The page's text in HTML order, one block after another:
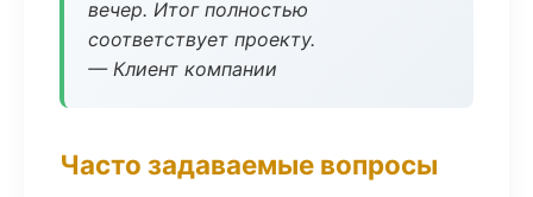
вечер. Итог полностью
соответствует проекту.
— Клиент компании
Часто задаваемые вопросы